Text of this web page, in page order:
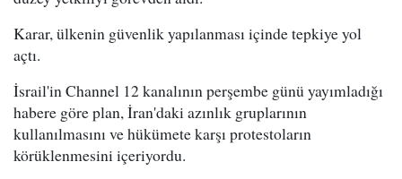
Karar, ülkenin güvenlik yapılanması içinde tepkiye yol
açtı.
İsrail'in Channel 12 kanalının perşembe günü yayımladığı
habere göre plan, İran'daki azınlık gruplarının
kullanılmasını ve hükümete karşı protestoların
körüklenmesini içeriyordu.